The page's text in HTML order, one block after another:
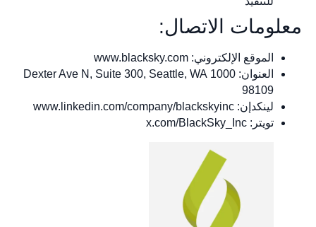
معلومات الاتصال:
الموقع الإلكتروني: www.blacksky.com
العنوان: 1000 Dexter Ave N, Suite 300, Seattle, WA
98109
لينكدإن: www.linkedin.com/company/blackskyinc
تويتر: x.com/BlackSky_Inc